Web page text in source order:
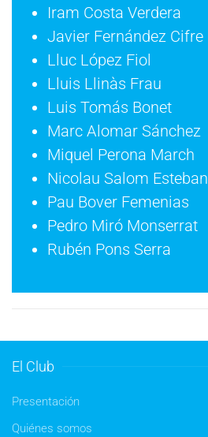
Iram Costa Verdera
Javier Fernández Cifre
Lluc López Fiol
Lluis Llinàs Frau
Luis Tomás Bonet
Marc Alomar Sánchez
Miquel Perona March
Nicolau Salom Esteban
Pau Bover Femenias
Pedro Miró Monserrat
Rubén Pons Serra
El Club
Presentación
Quiénes somos